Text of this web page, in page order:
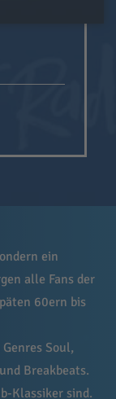
ein
alle Fans der
60ern bis
Soul,
Breakbeats.
Klassiker sind.